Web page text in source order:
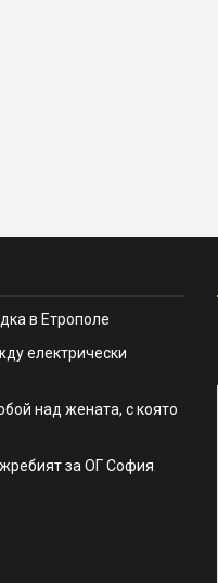
в Етрополе
електрически
над жената, с която
за ОГ София